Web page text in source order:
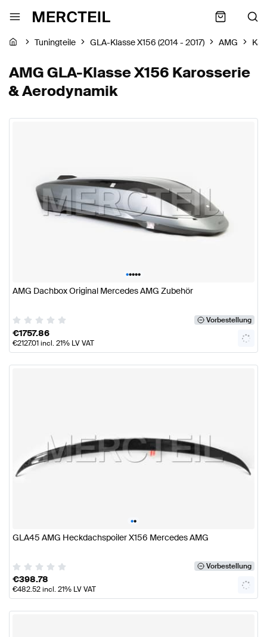
Tuningteile GLA-Klasse X156 (2014 - 2017) AMG
AMG GLA-Klasse X156 Karosserie
& Aerodynamik
•••••
AMG Dachbox Original Mercedes AMG Zubehör
Vorbestellung
€1757.86
€2127.01incl. 21% LV VAT
••
GLA45 AMG Heckdachspoiler X156 Mercedes AMG
Vorbestellung
€398.78
€482.52incl. 21% LV VAT